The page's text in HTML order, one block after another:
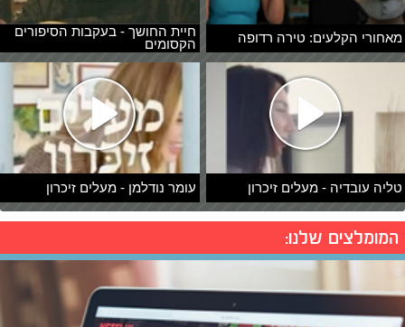
מאחורי הקלעים: טירה רדופה
חיית החושך - בעקבות הסיפורים
הקסומים
טליה עובדיה - מעלים זיכרון עומר נודלמן - מעלים זיכרון
המומלצים שלנו: